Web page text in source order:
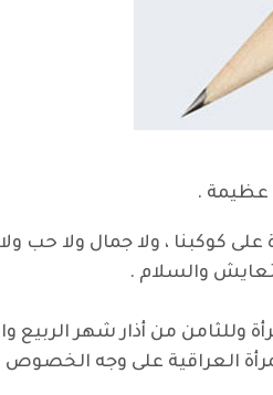
عظيمة .
كوكبنا ، ولا جمال ولا حب
والسلام .
وللثامن من أذار شهر الربيع
العراقية على وجه الخصوص